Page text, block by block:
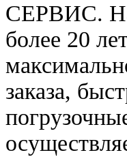
СЕРВИС.
более 20
заказа,